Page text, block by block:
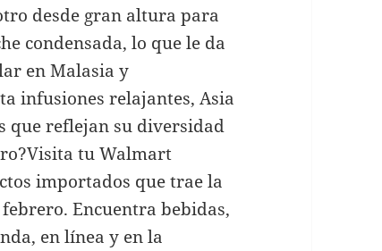
desde gran altura para
condensada, lo que le da
en Malasia y
infusiones relajantes, Asia
que reflejan su diversidad
tu Walmart
importados que trae la
Encuentra bebidas,
en línea y en la